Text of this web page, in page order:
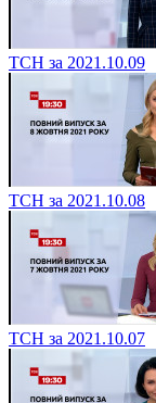
ТСН за 2021.10.09
ТСН за 2021.10.08
ТСН за 2021.10.07